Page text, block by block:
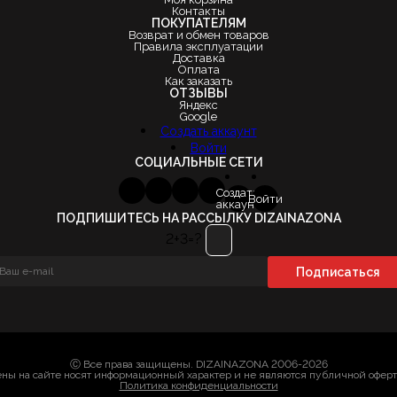
Контакты
ПОКУПАТЕЛЯМ
Возврат и обмен товаров
Правила эксплуатации
Доставка
Оплата
Как заказать
ОТЗЫВЫ
Яндекс
Google
Создать аккаунт
Войти
СОЦИАЛЬНЫЕ СЕТИ
Создать
аккаунтВойти
ПОДПИШИТЕСЬ НА РАССЫЛКУ DIZAINAZONA
2+3=?
Ⓒ Все права защищены. DIZAINAZONA 2006-2026
на сайте носят информационный характер и не являются публичной
Политика конфиденциальности